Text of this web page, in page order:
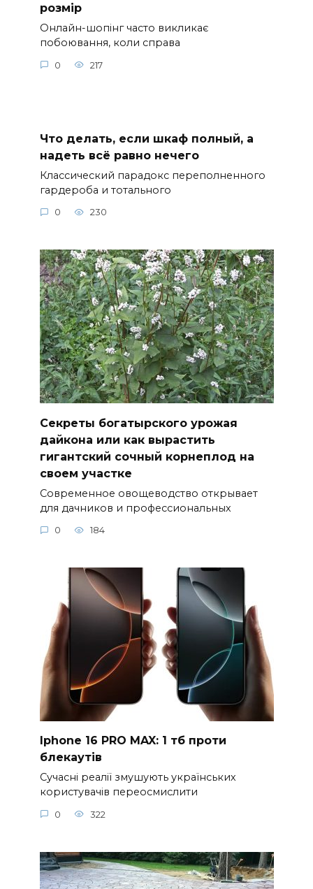
розмір
Онлайн-шопінг часто викликає
побоювання, коли справа
0 217
Что делать, если шкаф полный, а
надеть всё равно нечего
Классический парадокс переполненного
гардероба и тотального
0 230
Секреты богатырского урожая
дайкона или как вырастить
гигантский сочный корнеплод на
своем участке
Современное овощеводство открывает
для дачников и профессиональных
0 184
Iphone 16 PRO MAX: 1 тб проти
блекаутів
Сучасні реалії змушують українських
користувачів переосмислити
0 322